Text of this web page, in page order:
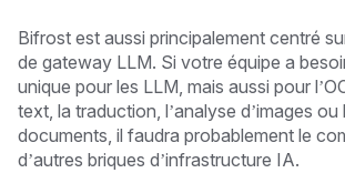
Bifrost est aussi principalement centré
de gateway LLM. Si votre équipe a
unique pour les LLM, mais aussi pour
text, la traduction, l’analyse d’images ou
documents, il faudra probablement le
d’autres briques d’infrastructure IA.